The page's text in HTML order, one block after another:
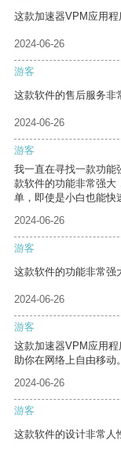
这款加速器VPM应用程
2024-06-26
游客
这款软件的售后服务非
2024-06-26
游客
我一直在寻找一款功能
款软件的功能非常强大
单，即使是小白也能快
2024-06-26
游客
这款软件的功能非常强
2024-06-26
游客
这款加速器VPM应用
助你在网络上自由移动。
2024-06-26
游客
这款软件的设计非常人